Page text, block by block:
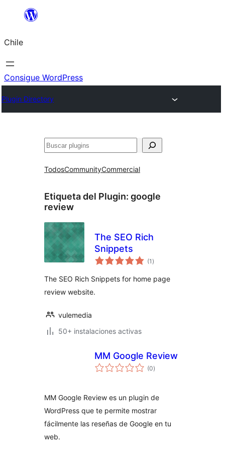
Saltar
contenido
Chile
Consigue WordPress
Plugin Directory
Buscar
TodosCommunityCommercial
Etiqueta del Plugin: google
review
The SEO Rich
Snippets
(1 evaluación
total
)
The SEO Rich Snippets for home page
review website.
vulemedia
50+ instalaciones activas
MM Google Review
(0evaluación
total
)
MM Google Review es un plugin de
WordPress que te permite mostrar
fácilmente las reseñas de Google en tu
web.